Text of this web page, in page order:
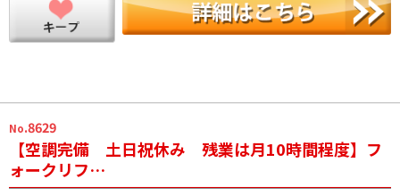
No.8629
【空調完備 土日祝休み 残業は月10時間程度】フ
ォークリフ…